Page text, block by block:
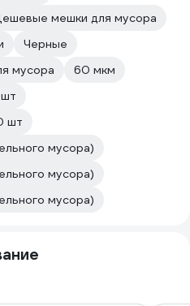
мешки для мусора
Черные
мусора
60 мкм
шт
мусора)
мусора)
мусора)